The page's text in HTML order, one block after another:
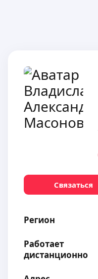
Связаться
Регион
Работает
дистанционно